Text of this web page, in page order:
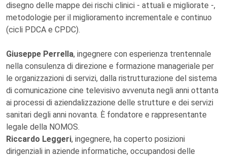
disegno delle mappe dei rischi clinici - attuali e migliorate -,
metodologie per il miglioramento incrementale e continuo
(cicli PDCA e CPDC).
Giuseppe Perrella, ingegnere con esperienza trentennale
nella consulenza di direzione e formazione manageriale per
le organizzazioni di servizi, dalla ristrutturazione del sistema
di comunicazione cine televisivo avvenuta negli anni ottanta
ai processi di aziendalizzazione delle strutture e dei servizi
sanitari degli anni novanta. È fondatore e rappresentante
legale della NOMOS.
Riccardo Leggeri, ingegnere, ha coperto posizioni
dirigenziali in aziende informatiche, occupandosi delle